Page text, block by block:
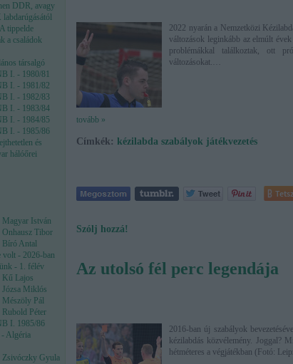
DDR, avagy
tippelde
a családok
társalgó
I. - 1980/81
I. - 1981/82
I. - 1982/83
I. - 1983/84
I. - 1984/85
I. - 1985/86
és
hálóőrei
Magyar István
Tibor
Antal
volt - 2026-ban
- 1. félév
Kű Lajos
Miklós
Pál
Péter
I. 1985/86
- Algéria
Zsivóczky Gyula
2022 nyarán a Nemzetközi
változások leginkább az elmúlt
problémákkal találkoztak, ott
változásokat.…
tovább »
Címkék: kézilabda szabályok játékvezetés
Szólj hozzá!
Az utolsó fél perc legendája
2016-ban új szabályok
kézilabdás közvélemény. Joggal?
hétméteres a végjátékban (Fotó: